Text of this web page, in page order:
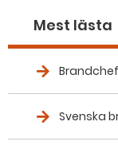
Mest lästa
Svenska